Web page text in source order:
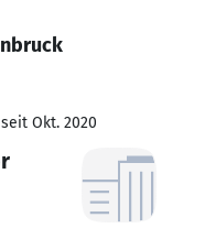
Okt. 2020